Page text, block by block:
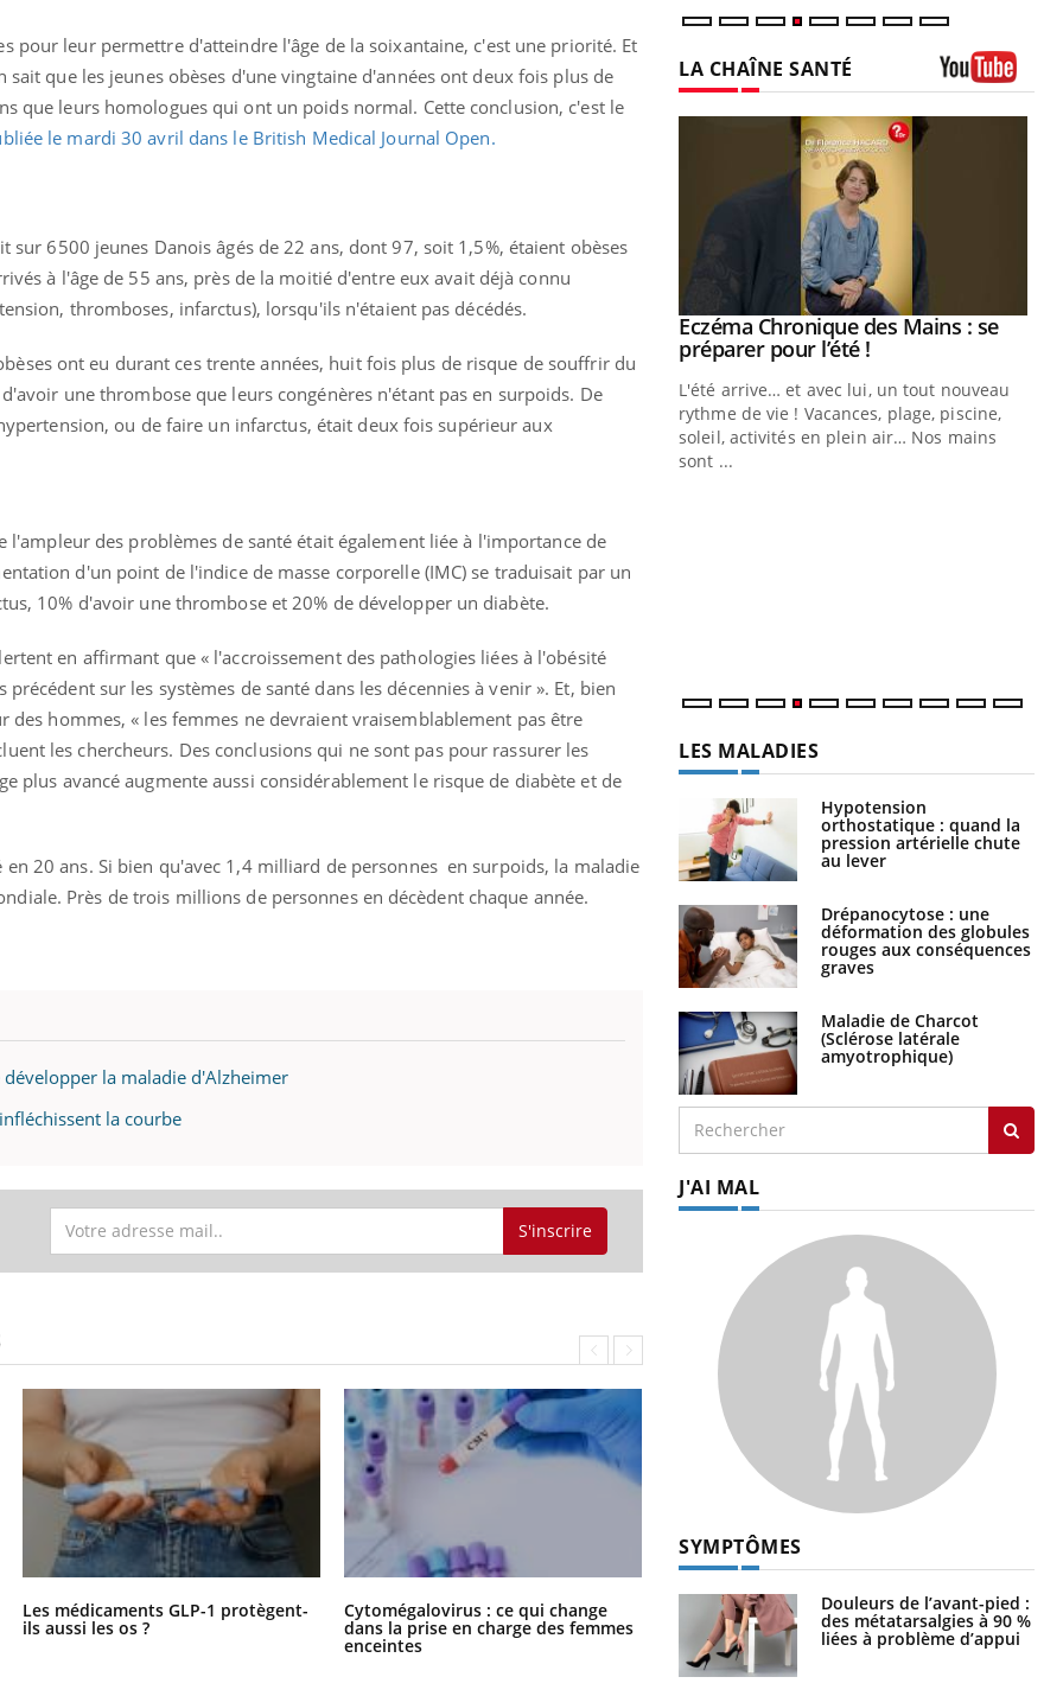
pour leur permettre d'atteindre l'âge de la soixantaine, c'est une priorité. Et
sait que les jeunes obèses d'une vingtaine d'années ont deux fois plus de
que leurs homologues qui ont un poids normal. Cette conclusion, c'est le
le mardi 30 avril dans le British Medical Journal Open.
sur 6500 jeunes Danois âgés de 22 ans, dont 97, soit 1,5%, étaient obèses
à l'âge de 55 ans, près de la moitié d'entre eux avait déjà connu
thromboses, infarctus), lorsqu'ils n'étaient pas décédés.
ont eu durant ces trente années, huit fois plus de risque de souffrir du
une thrombose que leurs congénères n'étant pas en surpoids. De
ou de faire un infarctus, était deux fois supérieur aux
l'ampleur des problèmes de santé était également liée à l'importance de
d'un point de l'indice de masse corporelle (IMC) se traduisait par un
10% d'avoir une thrombose et 20% de développer un diabète.
en affirmant que « l'accroissement des pathologies liées à l'obésité
sur les systèmes de santé dans les décennies à venir ». Et, bien
des hommes, « les femmes ne devraient vraisemblablement pas être
les chercheurs. Des conclusions qui ne sont pas pour rassurer les
plus avancé augmente aussi considérablement le risque de diabète et de
en 20 ans. Si bien qu'avec 1,4 milliard de personnes en surpoids, la maladie
Près de trois millions de personnes en décèdent chaque année.
la maladie d'Alzheimer
la courbe
S'inscrire
Les médicaments GLP-1 protègent-
ils aussi les os ?
Cytomégalovirus : ce qui change
dans la prise en charge des femmes
enceintes
La sieste empêche-t-elle de dormir
la nuit ?
LA CHAÎNE SANTÉ
en fer : comprendre pour
irritabilité, brouillard mental ou
alopécie… Les symptômes de la
en fer sont multiples ce qui la rend
Insuline & Charge mentale : et si on
osait en parler??
En 2026, l'insuline dans le diabète de type 2
reste entourée d'idées reçues chez les
patients comme parfois chez les soignants.
Youtube
Eczéma Chronique des Mains : se
préparer pour l’été !Youtube
L'été arrive… et avec lui, un tout nouveau
rythme de vie ! Vacances, plage, piscine,
soleil, activités en plein air… Nos mains
sont ...
LES MALADIES
Hypotension
orthostatique : quand la
pression artérielle chute
au lever
Drépanocytose : une
déformation des globules
rouges aux conséquences
graves
Maladie de Charcot
(Sclérose latérale
amyotrophique)
J'AI MAL
SYMPTÔMES
Douleurs de l’avant-pied :
des métatarsalgies à 90 %
liées à problème d’appui